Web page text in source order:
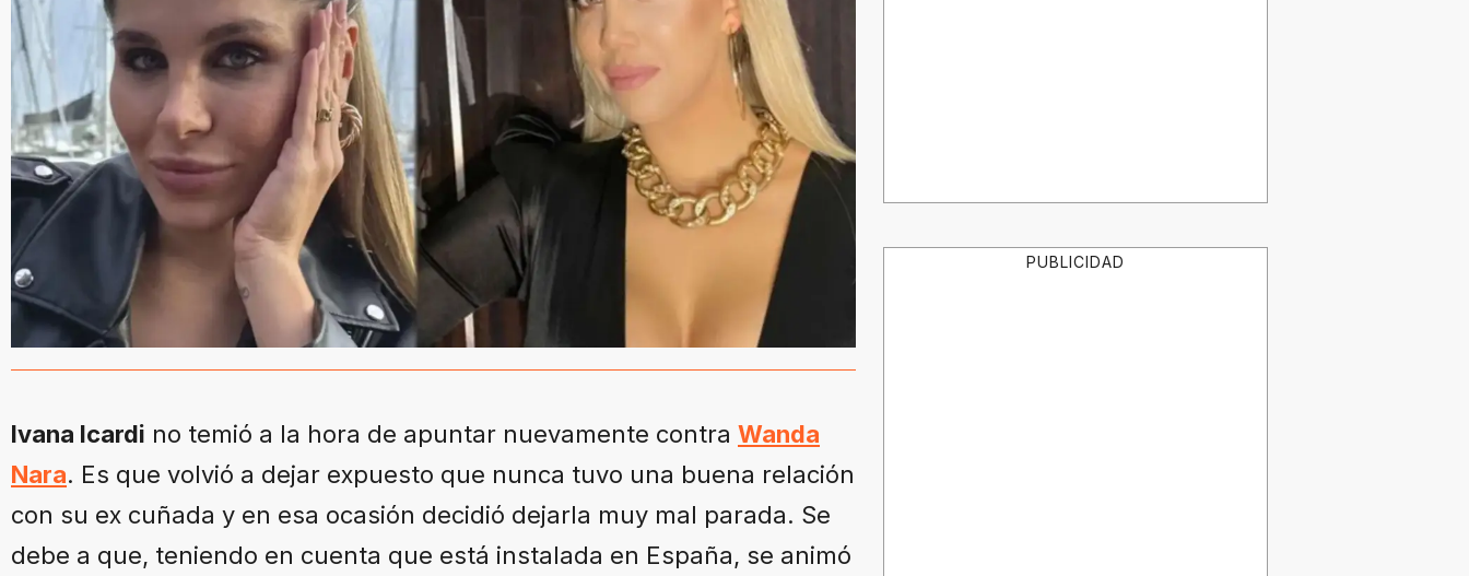
Ivana Icardi no temió a la hora de apuntar nuevamente contra Wanda
Nara. Es que volvió a dejar expuesto que nunca tuvo una buena relación
con su ex cuñada y en esa ocasión decidió dejarla muy mal parada. Se
debe a que, teniendo en cuenta que está instalada en España, se animó
PUBLICIDAD